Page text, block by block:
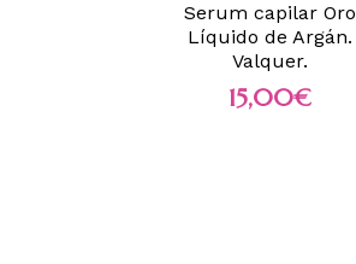
Serum capilar Oro
Líquido de Argán.
Valquer.
15,00€